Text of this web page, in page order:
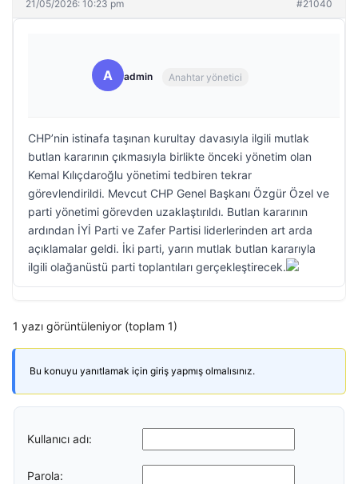
21/05/2026: 10:23 pm #21040
A admin Anahtar yönetici
CHP’nin istinafa taşınan kurultay davasıyla ilgili mutlak
butlan kararının çıkmasıyla birlikte önceki yönetim olan
Kemal Kılıçdaroğlu yönetimi tedbiren tekrar
görevlendirildi. Mevcut CHP Genel Başkanı Özgür Özel ve
parti yönetimi görevden uzaklaştırıldı. Butlan kararının
ardından İYİ Parti ve Zafer Partisi liderlerinden art arda
açıklamalar geldi. İki parti, yarın mutlak butlan kararıyla
ilgili olağanüstü parti toplantıları gerçekleştirecek.
1 yazı görüntüleniyor (toplam 1)
Bu konuyu yanıtlamak için giriş yapmış olmalısınız.
Kullanıcı adı:
Parola: